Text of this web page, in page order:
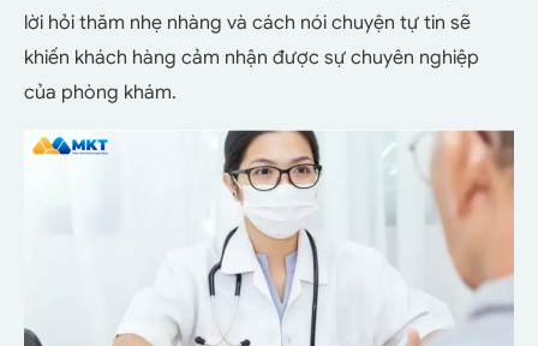
lời hỏi thăm nhẹ nhàng và cách nói chuyện tự tin sẽ
khiến khách hàng cảm nhận được sự chuyên nghiệp
của phòng khám.